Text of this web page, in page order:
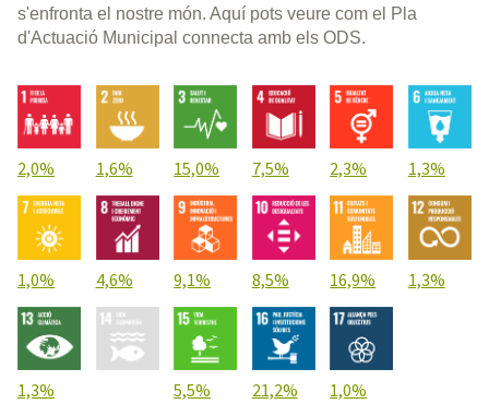
s'enfronta el nostre món. Aquí pots veure com el Pla
d'Actuació Municipal connecta amb els ODS.
2,0% 1,6% 15,0% 7,5% 2,3% 1,3%
1,0% 4,6% 9,1% 8,5% 16,9% 1,3%
1,3% 5,5% 21,2% 1,0%